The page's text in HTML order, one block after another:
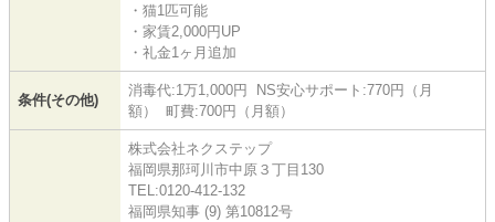
・猫1匹可能
・家賃2,000円UP
・礼金1ヶ月追加
条件(その他)
消毒代:1万1,000円 NS安心サポート:770円（月
額） 町費:700円（月額）
株式会社ネクステップ
福岡県那珂川市中原３丁目130
TEL:0120-412-132
福岡県知事 (9) 第10812号